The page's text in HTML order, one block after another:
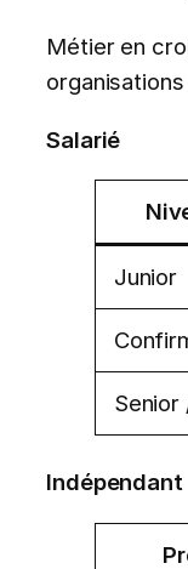
Métier en
Salarié
Junior
Senior
Indépendant